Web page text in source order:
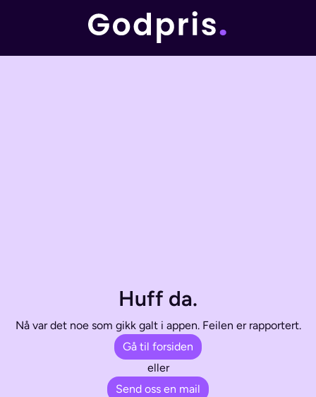
Huff da.
Nå var det noe som gikk galt i appen. Feilen er rapportert.
Gå til forsiden
eller
Send oss en mail